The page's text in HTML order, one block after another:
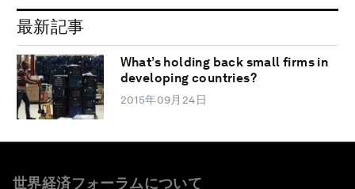
最新記事
What’s holding back small firms in
developing countries?
2015年09月24日
世界経済フォーラムについて